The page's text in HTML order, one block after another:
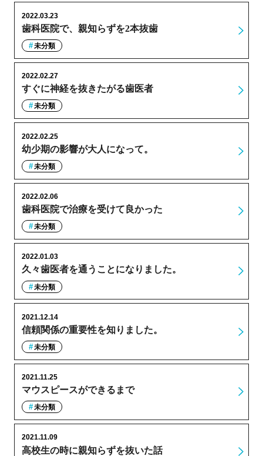
歯科医院で、親知らずを2本抜歯
2022.03.23
未分類
すぐに神経を抜きたがる歯医者
2022.02.27
未分類
幼少期の影響が大人になって。
2022.02.25
未分類
歯科医院で治療を受けて良かった
2022.02.06
未分類
久々歯医者を通うことになりました。
2022.01.03
未分類
信頼関係の重要性を知りました。
2021.12.14
未分類
マウスピースができるまで
2021.11.25
未分類
高校生の時に親知らずを抜いた話
2021.11.09